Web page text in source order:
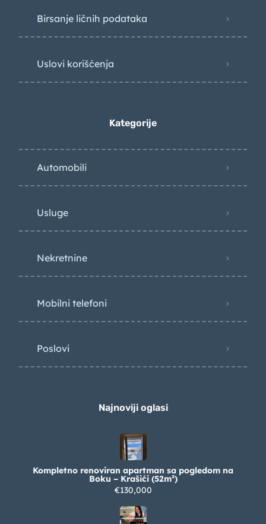
Birsanje ličnih podataka
Uslovi korišćenja
Kategorije
Automobili
Usluge
Nekretnine
Mobilni telefoni
Poslovi
Najnoviji oglasi
Kompletno renoviran apartman sa pogledom na
Boku – Krašići (52m²)
€130,000